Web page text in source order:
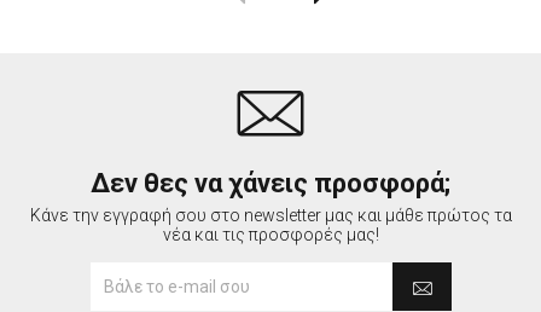
Δεν θες να χάνεις προσφορά;
Κάνε την εγγραφή σου στο newsletter μας και μάθε πρώτος τα
νέα και τις προσφορές μας!